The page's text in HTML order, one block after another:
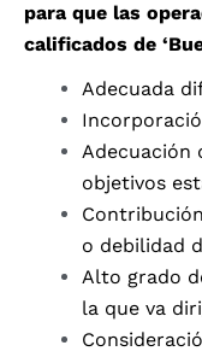
para que las
calificados de
Adecuada
Adecuación
objetivos
o debilidad
Alto grado
la que va